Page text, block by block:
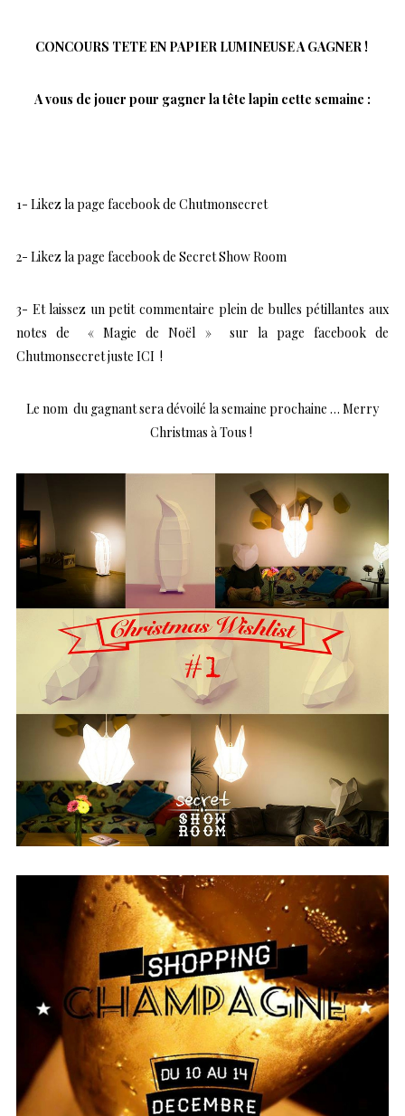
CONCOURS TETE EN PAPIER LUMINEUSE A GAGNER !
A vous de jouer pour gagner la tête lapin cette semaine :
1- Likez la page facebook de Chutmonsecret
2- Likez la page facebook de Secret Show Room
3- Et laissez un petit commentaire plein de bulles pétillantes aux
notes de « Magie de Noël » sur la page facebook de
Chutmonsecret juste ICI !
Le nom du gagnant sera dévoilé la semaine prochaine … Merry
Christmas à Tous !